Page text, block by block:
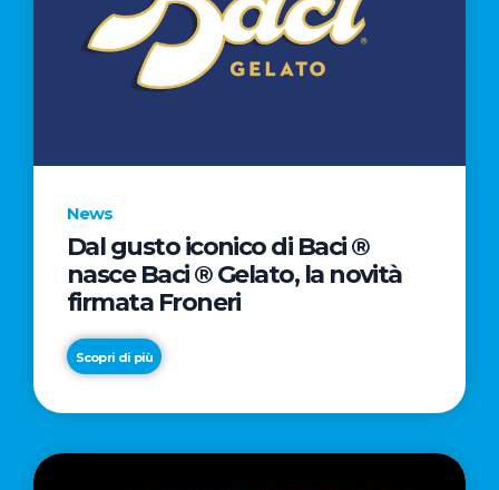
News
Dal gusto iconico di Baci ®
nasce Baci ® Gelato, la novità
firmata Froneri
Scopri di più